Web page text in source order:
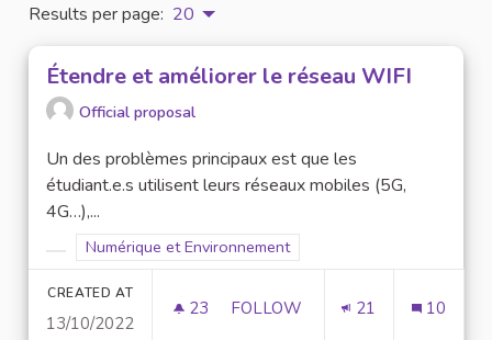
Results per page: 20
Étendre et améliorer le réseau WIFI
Official proposal
Un des problèmes principaux est que les
étudiant.e.s utilisent leurs réseaux mobiles (5G,
4G…),...
Filter results for category:
Filter results for scope: Numérique et Environnement
Numérique et Environnement
CREATED AT
13/10/2022
23 23 FOLLOWERS
FOLLOW 21 10